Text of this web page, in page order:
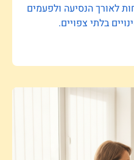
לאורך הנסיעה ולפעמים
בלתי צפויים.